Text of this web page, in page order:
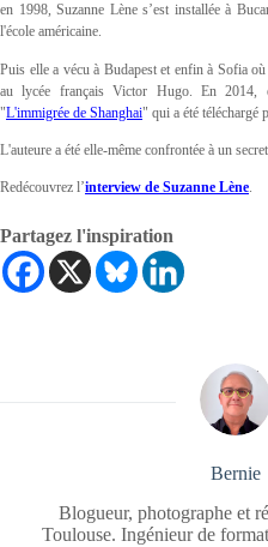
en 1998, Suzanne Lène s’est installée à
l'école américaine.
Puis elle a vécu à Budapest et enfin à Sofia
au lycée français Victor Hugo. En
"L'immigrée de Shanghai" qui a été téléchargé
L'auteure a été elle-même confrontée à un
Redécouvrez l’interview de Suzanne Lène.
Partagez l'inspiration
Bernie
Blogueur, photographe et
Toulouse. Ingénieur de